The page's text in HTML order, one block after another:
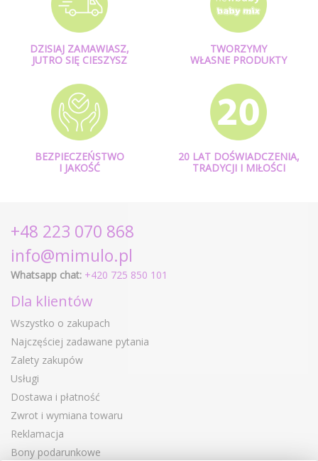
DZISIAJ ZAMAWIASZ,
JUTRO SIĘ CIESZYSZ
TWORZYMY
WŁASNE PRODUKTY
BEZPIECZEŃSTWO
I JAKOŚĆ
20 LAT DOŚWIADCZENIA,
TRADYCJI I MIŁOŚCI
+48 223 070 868
info@mimulo.pl
Whatsapp chat: +420 725 850 101
Dla klientów
Wszystko o zakupach
Najczęściej zadawane pytania
Zalety zakupów
Usługi
Dostawa i płatność
Zwrot i wymiana towaru
Reklamacja
Bony podarunkowe